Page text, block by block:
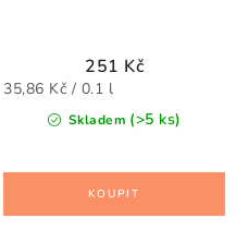
Skladem (>5 ks)
251 Kč
Měrná
35,86 Kč / 0.1 l